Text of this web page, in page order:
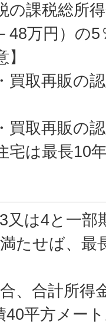
の課税総所
48万円）の
】
買取再販の
買取再販の
宅は最長10
又は4と一部
たせば、最
、合計所得
40平方メー